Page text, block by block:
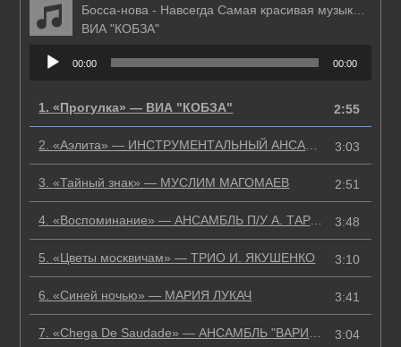
ВИА "КОБЗА"
Аудиоплеер
00:00 00:00
1.«Прогулка»— ВИА "КОБЗА" 2:55
2.«Аэлита»— ИНСТРУМЕНТАЛЬНЫЙ АНСАМБЛЬ П/У А. КОРНЕЕВА 3:03
3.«Тайный знак»— МУСЛИМ МАГОМАЕВ 2:51
4.«Воспоминание»— АНСАМБЛЬ П/У А. ТАРТАКОВСКОГО 3:48
5.«Цветы москвичам»— ТРИО И. ЯКУШЕНКО 3:10
6.«Синей ночью»— МАРИЯ ЛУКАЧ 3:41
7.«Chega De Saudade»— АНСАМБЛЬ "ВАРИОЛА" 3:04